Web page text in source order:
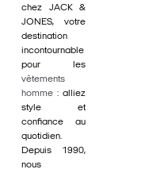
chez JACK &
JONES, votre
destination
incontournable
pour les
vêtements
homme : alliez
style et
confiance au
quotidien.
Depuis 1990,
nous